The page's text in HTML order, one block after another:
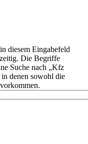
diesem Eingabefeld
Die Begriffe
Suche nach „Kfz
denen sowohl die